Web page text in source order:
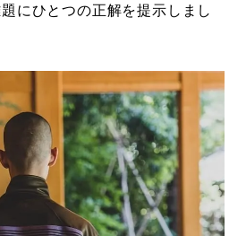
にひとつの正解を提示しまし